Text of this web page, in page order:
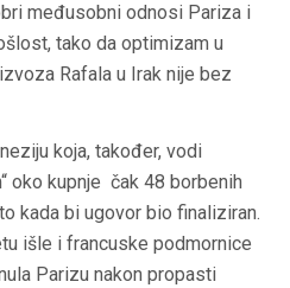
međusobni odnosi Pariza i
tako da optimizam u
Rafala u Irak nije bez
koja, također, vodi
oko kupnje čak 48 borbenih
kada bi ugovor bio finaliziran.
išle i francuske podmornice
Parizu nakon propasti